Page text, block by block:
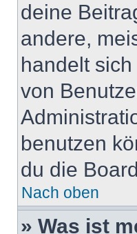
deine
andere,
handelt
von
benutzen
du die
Nach oben
» Was ist